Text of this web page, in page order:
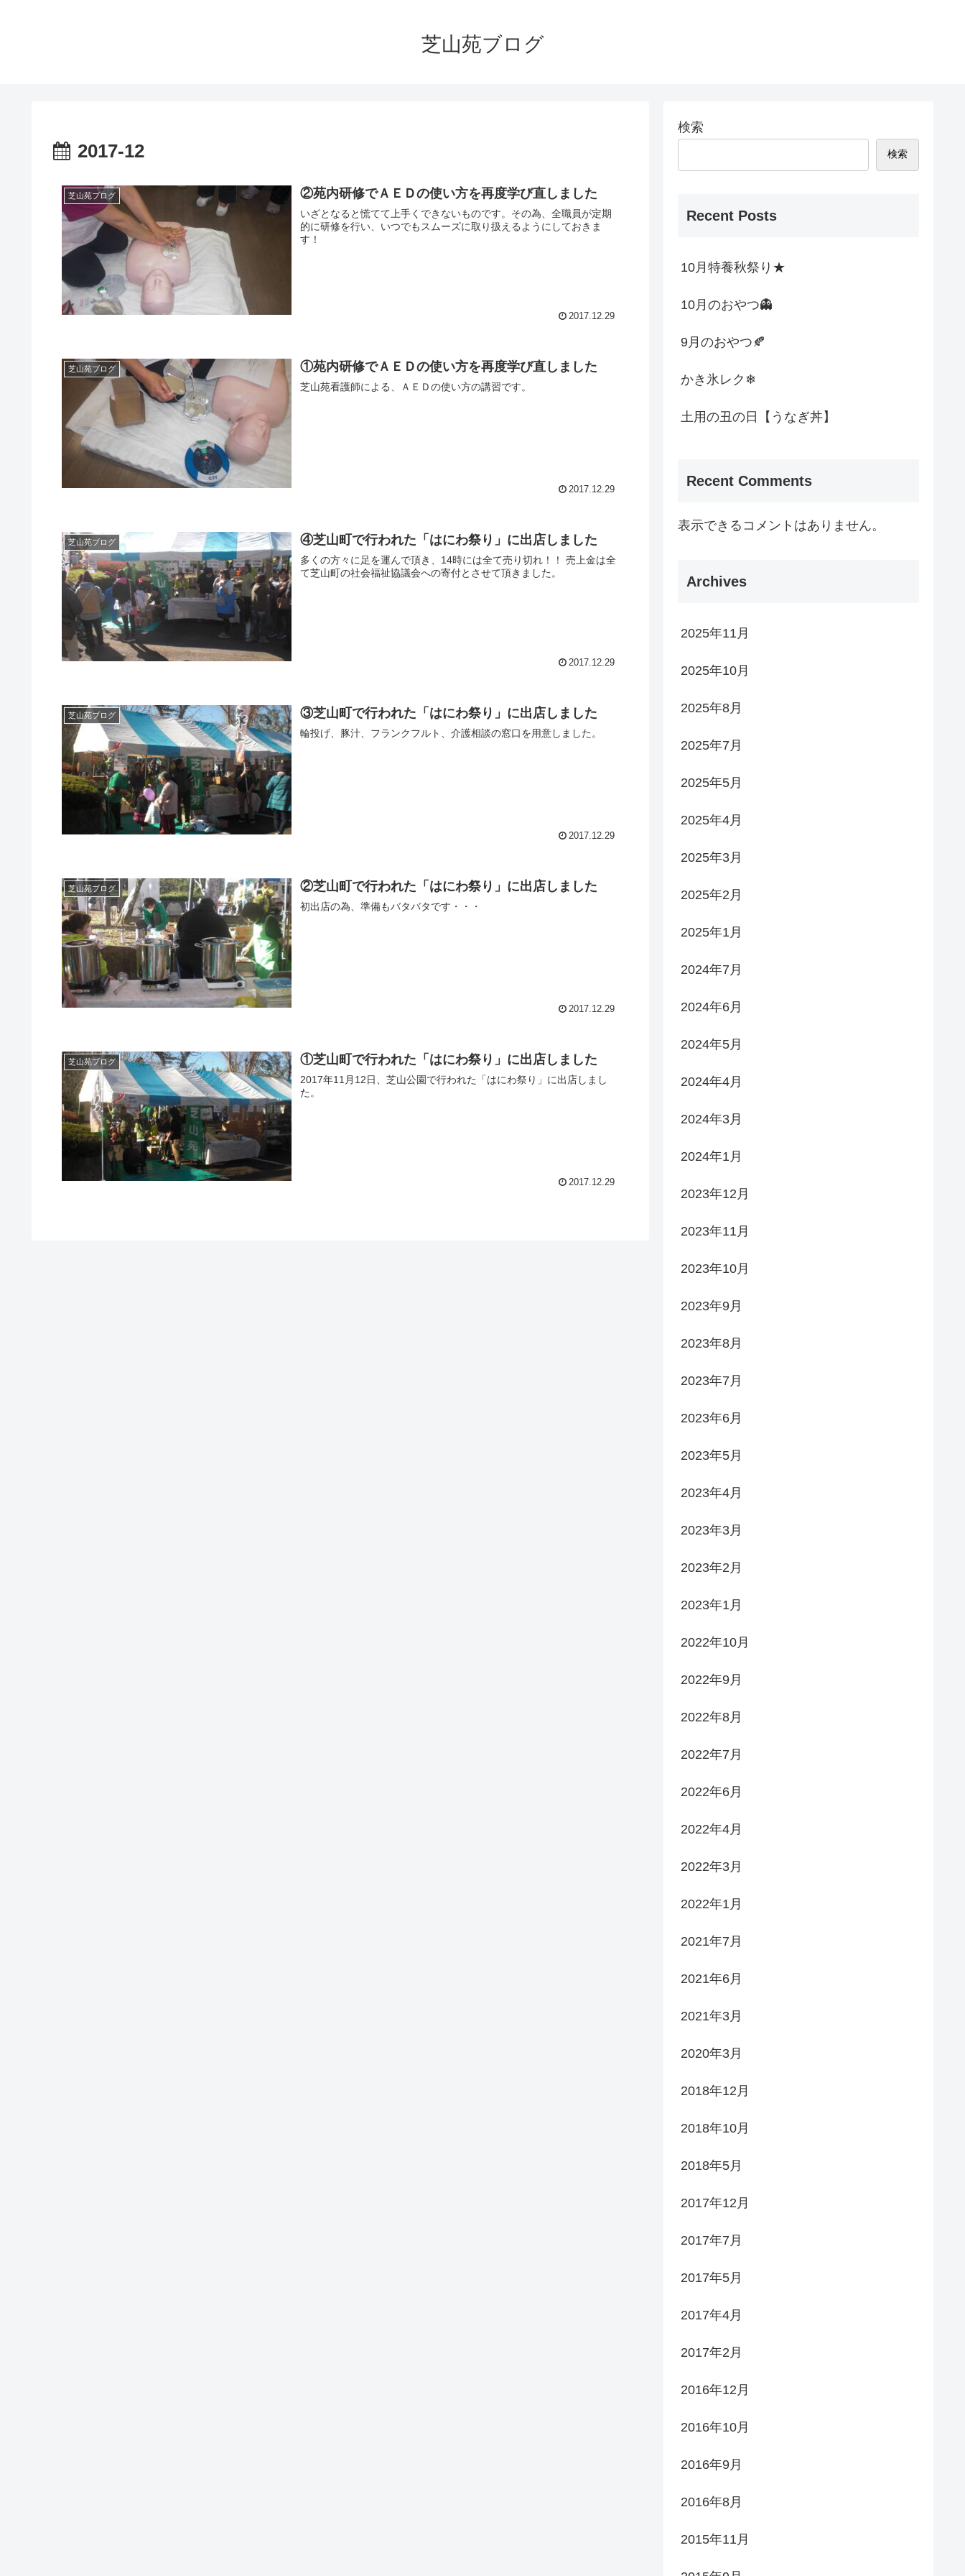
芝山苑ブログ
2017-12
芝山苑ブログ ②苑内研修でＡＥＤの使い方を再度学び直しました
いざとなると慌てて上手くできないものです。その為、全職員が定期
的に研修を行い、いつでもスムーズに取り扱えるようにしておきま
す！
2017.12.29
芝山苑ブログ ①苑内研修でＡＥＤの使い方を再度学び直しました
芝山苑看護師による、ＡＥＤの使い方の講習です。
2017.12.29
芝山苑ブログ ④芝山町で行われた「はにわ祭り」に出店しました
多くの方々に足を運んで頂き、14時には全て売り切れ！！ 売上金は全
て芝山町の社会福祉協議会への寄付とさせて頂きました。
2017.12.29
芝山苑ブログ ③芝山町で行われた「はにわ祭り」に出店しました
輪投げ、豚汁、フランクフルト、介護相談の窓口を用意しました。
2017.12.29
芝山苑ブログ ②芝山町で行われた「はにわ祭り」に出店しました
初出店の為、準備もバタバタです・・・
2017.12.29
芝山苑ブログ ①芝山町で行われた「はにわ祭り」に出店しました
2017年11月12日、芝山公園で行われた「はにわ祭り」に出店しまし
た。
2017.12.29
検索
検索
Recent Posts
10月特養秋祭り★
10月のおやつ👻
9月のおやつ🍂
かき氷レク❄
土用の丑の日【うなぎ丼】
Recent Comments
表示できるコメントはありません。
Archives
2025年11月
2025年10月
2025年8月
2025年7月
2025年5月
2025年4月
2025年3月
2025年2月
2025年1月
2024年7月
2024年6月
2024年5月
2024年4月
2024年3月
2024年1月
2023年12月
2023年11月
2023年10月
2023年9月
2023年8月
2023年7月
2023年6月
2023年5月
2023年4月
2023年3月
2023年2月
2023年1月
2022年10月
2022年9月
2022年8月
2022年7月
2022年6月
2022年4月
2022年3月
2022年1月
2021年7月
2021年6月
2021年3月
2020年3月
2018年12月
2018年10月
2018年5月
2017年12月
2017年7月
2017年5月
2017年4月
2017年2月
2016年12月
2016年10月
2016年9月
2016年8月
2015年11月